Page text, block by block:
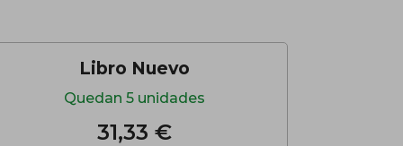
Libro Nuevo
Quedan 5 unidades
31,33 €